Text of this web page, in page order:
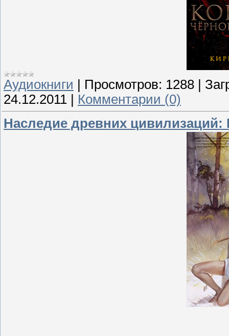
Аудиокниги | Просмотров: 1288 |
24.12.2011 | Комментарии (0)
Наследие древних цивилизаций: